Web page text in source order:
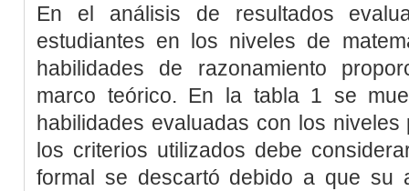
En el análisis de resultados
estudiantes en los niveles de
habilidades de razonamiento
marco teórico. En la tabla 1 se
habilidades evaluadas con los
los criterios utilizados debe
formal se descartó debido a que su